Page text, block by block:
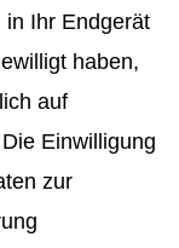
in Ihr Endgerät
haben,
auf
Einwilligung
zur